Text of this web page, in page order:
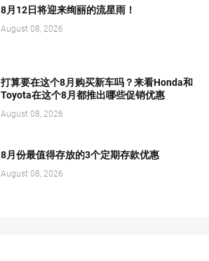
8月12日将迎来绚丽的流星雨！
August 08, 2026
打算要在这个8月购买新车吗？来看Honda和
Toyota在这个8月都推出哪些促销优惠
August 08, 2026
8月份最值得存放的3个定期存款优惠
August 08, 2026